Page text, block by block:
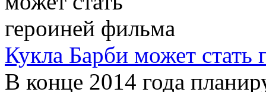
Кукла Барби может стать
В конце 2014 года